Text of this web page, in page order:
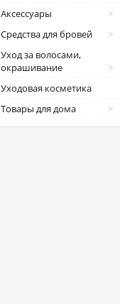
Аксессуары
Средства для бровей
Уход за волосами,
окрашивание
Уходовая косметика
Товары для дома